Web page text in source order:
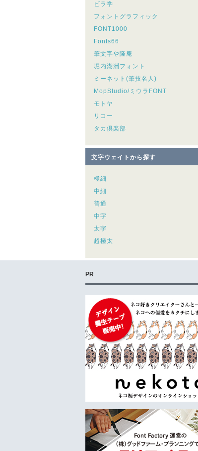
ビラ学
フォントグラフィック
FONT1000
Fonts66
筆文字や隆庵
堀内湖洲フォント
ミーネット(筆技名人)
MopStudio/ミウラFONT
モトヤ
リコー
タカ倶楽部
文字ウェイトから探す
極細
中細
普通
中字
太字
超極太
PR